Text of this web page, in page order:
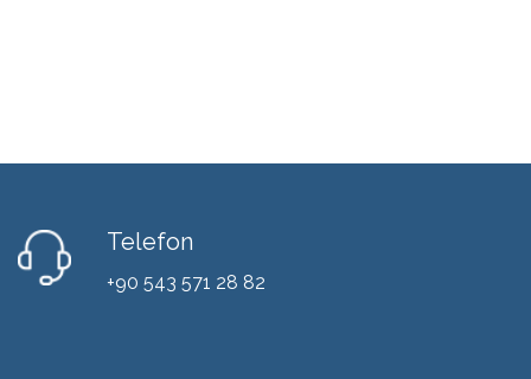
Telefon
+90 543 571 28 82